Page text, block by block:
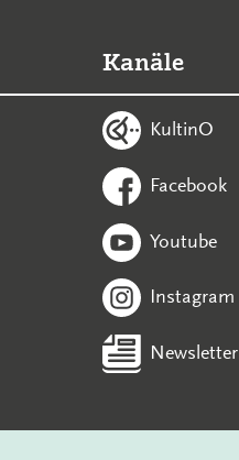
Kanäle
KultinO
Facebook
Youtube
Instagram
Newsletter